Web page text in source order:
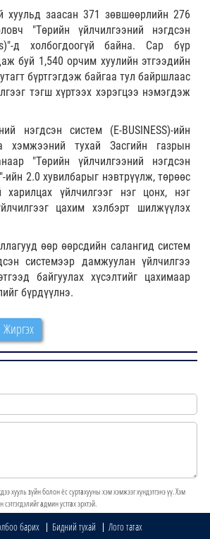
хуульд заасан 371 зөвшөөрлийн 276
"Төрийн үйлчилгээний нэгдсэн
д холбогдоогүй байна. Сар бүр
буй 1,540 орчим хуулийн этгээдийн
бүртгэгдэж байгаа тул байршлаас
тэгш хүртээх хэрэгцээ нэмэгдэж
нэгдсэн систем (Е-BUSINESS)-ийн
хэмжээний тухай Засгийн газрын
"Төрийн үйлчилгээний нэгдсэн
ийн 2.0 хувилбарыг нэвтрүүлж, төрөөс
харилцах үйлчилгээг нэг цонх, нэг
цахим хэлбэрт шилжүүлэх
өөр өөрсдийн салангид систем
системээр дамжуулан үйлчилгээ
байгуулах хүсэлтийг цахимаар
бүрдүүлнэ.
Жиргэх
хууль зүйн болон ёс суртахууны хэм хэмжээг хүндэтгэнэ үү. Хэм
админ устгах эрхтэй.
барих Бидний тухай
Лого татах